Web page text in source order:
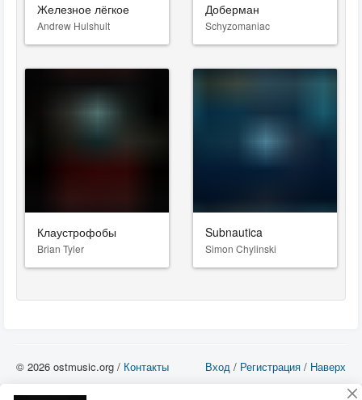
Железное лёгкое
Andrew Hulshult
Доберман
Schyzomaniac
Клаустрофобы
Brian Tyler
Subnautica
Simon Chylinski
Вход / Регистрация / Наверх
© 2026 ostmusic.org / Контакты